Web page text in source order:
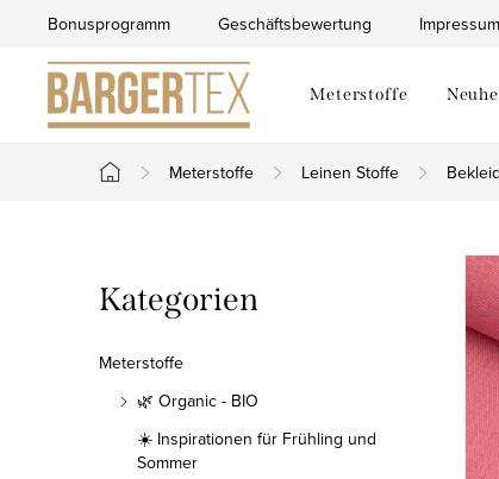
springen
Bonusprogramm Geschäftsbewertung Impressum
Meterstoffe
Startseite
Meterstoffe Leinen Stoffe
e
i
Kategorien
überspringen
Kategorien
Meterstoffe
🌿 Organic - BIO
☀️ Inspirationen für Frühling und
Sommer